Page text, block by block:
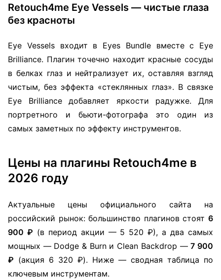
Retouch4me Eye Vessels — чистые глаза
без красноты
Eye Vessels входит в Eyes Bundle вместе с Eye
Brilliance. Плагин точечно находит красные сосуды
в белках глаз и нейтрализует их, оставляя взгляд
чистым, без эффекта «стеклянных глаз». В связке
Eye Brilliance добавляет яркости радужке. Для
портретного и бьюти-фотографа это один из
самых заметных по эффекту инструментов.
Цены на плагины Retouch4me в
2026 году
Актуальные цены официального сайта на
российский рынок: большинство плагинов стоят 6
900 ₽ (в период акции — 5 520 ₽), а два самых
мощных — Dodge & Burn и Clean Backdrop —7 900
₽ (акция 6 320 ₽). Ниже — сводная таблица по
ключевым инструментам.